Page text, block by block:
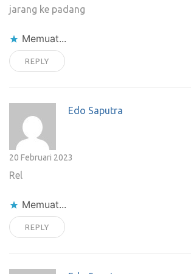
jarang ke padang
Memuat...
REPLY
Edo Saputra
20 Februari 2023
Rel
Memuat...
REPLY